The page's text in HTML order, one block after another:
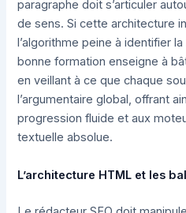
paragraphe doit s’articuler
de sens. Si cette architecture
l’algorithme peine à identifier
bonne formation enseigne à
en veillant à ce que chaque
l’argumentaire global, offrant
progression fluide et aux
textuelle absolue.
L’architecture HTML et les